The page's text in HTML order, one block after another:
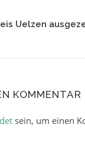
Uelzen
KOMMENTAR
sein, um einen